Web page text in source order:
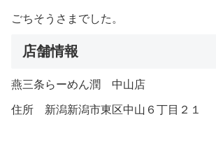
ごちそうさまでした。
店舗情報
燕三条らーめん潤 中山店
住所 新潟新潟市東区中山６丁目２１